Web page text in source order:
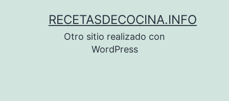
RECETASDECOCINA.INFO
Otro sitio realizado con
WordPress